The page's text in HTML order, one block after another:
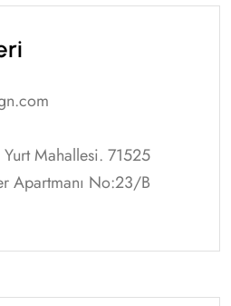
Mahallesi. 71525
Apartmanı No:23/B